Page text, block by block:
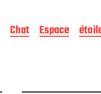
Chat Espace